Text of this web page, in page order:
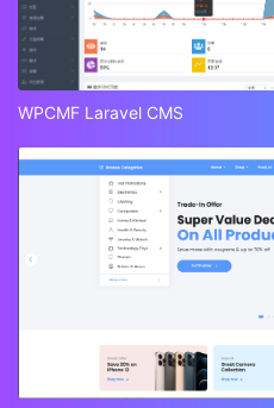
WPCMF Laravel CMS